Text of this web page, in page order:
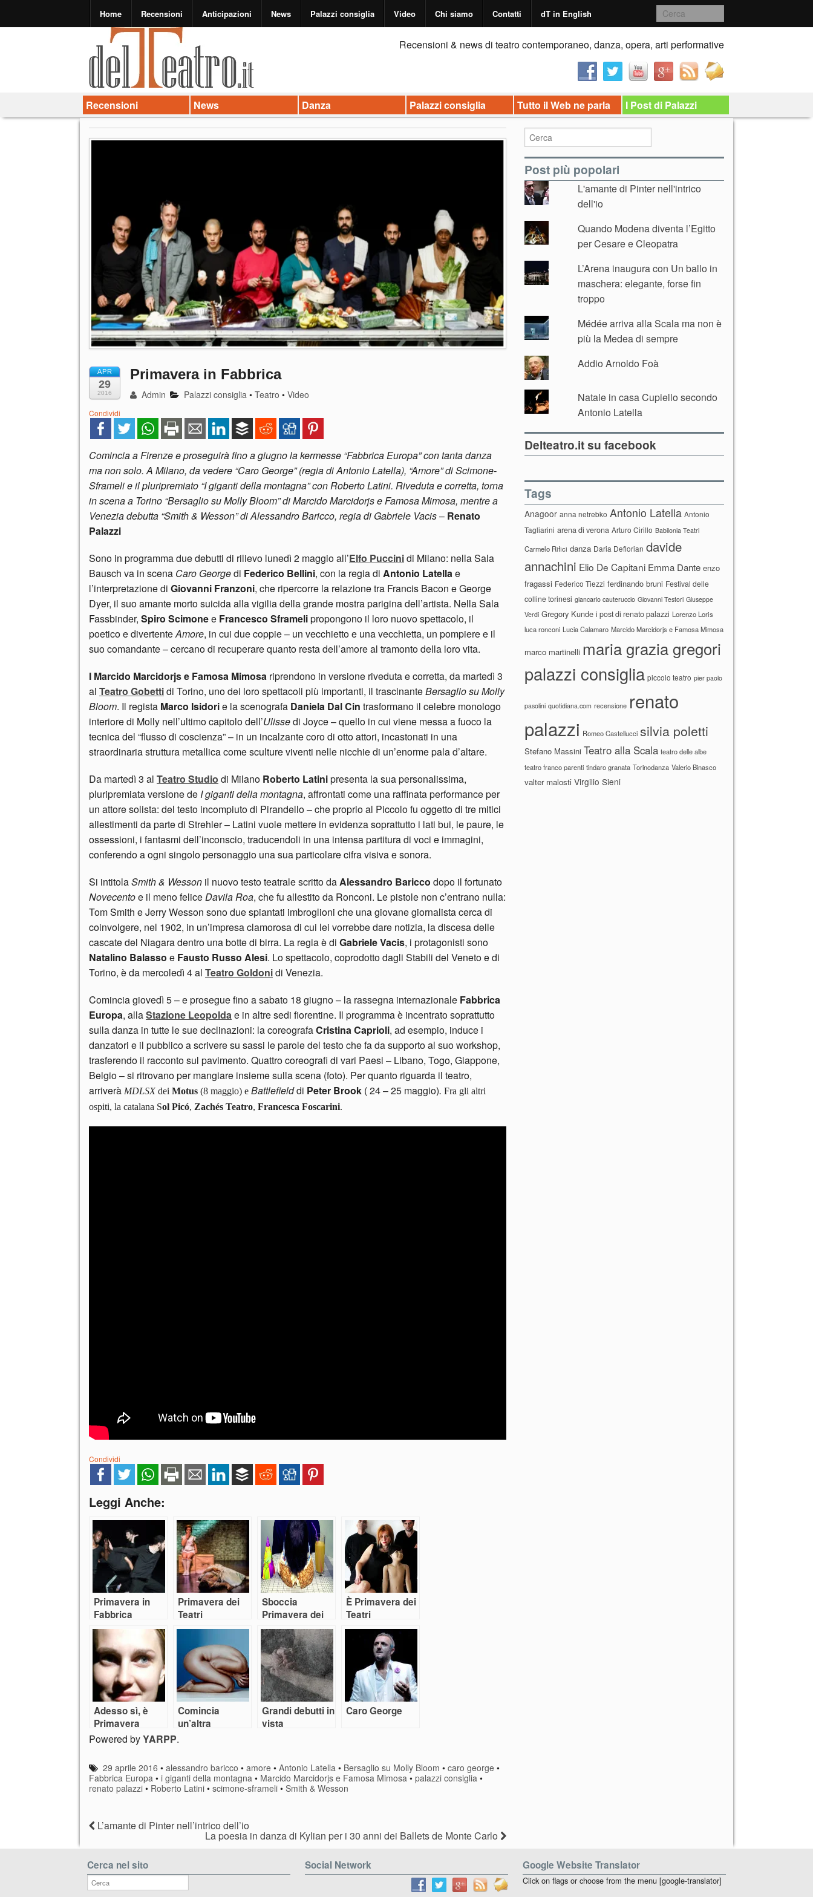
Home Recensioni Anticipazioni News Palazzi consiglia Video Chi siamo Contatti dT in English
Recensioni & news di teatro contemporaneo, danza, opera, arti performative
Recensioni News Danza Palazzi consiglia Tutto il Web ne parla I Post di Palazzi
APR
29
2016
Primavera in Fabbrica
Admin Palazzi consiglia •Teatro •Video
Condividi
Comincia a Firenze e proseguirà fino a giugno la kermesse “Fabbrica Europa” con tanta danza
ma non solo. A Milano, da vedere “Caro George” (regia di Antonio Latella), “Amore” di Scimone-
Sframeli e il pluripremiato “I giganti della montagna” con Roberto Latini. Riveduta e corretta, torna
in scena a Torino “Bersaglio su Molly Bloom” di Marcido Marcidorjs e Famosa Mimosa, mentre a
Venezia debutta “Smith & Wesson” di Alessandro Baricco, regia di Gabriele Vacis– Renato
Palazzi
Sono in programma due debutti di rilievo lunedì 2 maggio all’Elfo Puccinidi Milano: nella Sala
Bausch va in scena Caro Georgedi Federico Bellini, con la regia di Antonio Latellae
l’interpretazione di Giovanni Franzoni, che ripercorre la relazione tra Francis Bacon e George
Dyer, il suo amante morto suicida alla vigilia della grande mostra parigina dell’artista. Nella Sala
Fassbinder, Spiro Scimonee Francesco Sframelipropongono il loro nuovo spettacolo, il
poetico e divertenteAmore, in cui due coppie – un vecchietto e una vecchietta, un pompiere e il
suo comandante – cercano di recuperare quanto resta dell’amore al tramonto della loro vita.
I Marcido Marcidorjs e Famosa Mimosa riprendono in versione riveduta e corretta, da martedì 3
al Teatro Gobettidi Torino, uno dei loro spettacoli più importanti, il trascinanteBersaglio su Molly
Bloom. Il regista Marco Isidorie la scenografa Daniela Dal Cin trasformano il celebre monologo
interiore di Molly nell’ultimo capitolo dell’Ulissedi Joyce – quello in cui viene messa a fuoco la
tecnica del “flusso di coscienza” – in un incalzante coro di otto attori, incastonati in una
straordinaria struttura metallica come sculture viventi nelle nicchie di un’enorme pala d’altare.
Da martedì 3 al Teatro Studio di Milano Roberto Latinipresenta la sua personalissima,
pluripremiata versione de I giganti della montagna, affrontati come una raffinata performance per
un attore solista: del testo incompiuto di Pirandello – che proprio al Piccolo fu oggetto di tre mitici
allestimenti da parte di Strehler – Latini vuole mettere in evidenza soprattutto i lati bui, le paure, le
ossessioni, i fantasmi dell’inconscio, traducendoli in una intensa partitura di voci e immagini,
conferendo a ogni singolo personaggio una sua particolare cifra visiva e sonora.
Si intitolaSmith & Wesson il nuovo testo teatrale scritto daAlessandro Baricco dopo il fortunato
Novecentoe il meno feliceDavila Roa, che fu allestito da Ronconi. Le pistole non c’entrano nulla:
Tom Smith e Jerry Wesson sono due spiantati imbroglioni che una giovane giornalista cerca di
coinvolgere, nel 1902, in un’impresa clamorosa di cui lei vorrebbe dare notizia, la discesa delle
cascate del Niagara dentro una botte di birra. La regia è di Gabriele Vacis, i protagonisti sono
Natalino Balasso e Fausto Russo Alesi. Lo spettacolo, coprodotto dagli Stabili del Veneto e di
Torino, è da mercoledì 4 al Teatro Goldonidi Venezia.
Comincia giovedì 5 – e prosegue fino a sabato 18 giugno – la rassegna internazionale Fabbrica
Europa, allaStazione Leopoldae in altre sedi fiorentine. Il programma è incentrato soprattutto
sulla danza in tutte le sue declinazioni: la coreografaCristina Caprioli, ad esempio, induce i
danzatori e il pubblico a scrivere su sassi le parole del testo che fa da supporto al suo workshop,
trasferendo il racconto sul pavimento. Quattro coreografi di vari Paesi – Libano, Togo, Giappone,
Belgio – si ritrovano per mangiare insieme sulla scena (foto). Per quanto riguarda il teatro,
arriverà MDLSXdei Motus (8 maggio) e Battlefielddi Peter Brook ( 24 – 25 maggio). Fra gli altri
ospiti, la catalana Sol Picó, Zachés Teatro, Francesca Foscarini.
Condividi
Leggi Anche:
Primavera in
Fabbrica
Primavera dei
Teatri
Sboccia
Primavera dei
Teatri
È Primavera dei
Teatri
Adesso sì, è
Primavera
Comincia
un’altra
Grandi debutti in
vista
Caro George
Powered byYARPP.
29 aprile 2016 •alessandro baricco •amore •Antonio Latella • Bersaglio su Molly Bloom •caro george •
Fabbrica Europa • i giganti della montagna • Marcido Marcidorjs e Famosa Mimosa • palazzi consiglia •
renato palazzi • Roberto Latini • scimone-sframeli • Smith & Wesson
L’amante di Pinter nell’intrico dell’io
La poesia in danza di Kylian per i 30 anni dei Ballets de Monte Carlo
Post più popolari
L'amante di Pinter nell'intrico
dell'io
Quando Modena diventa l’Egitto
per Cesare e Cleopatra
L’Arena inaugura con Un ballo in
maschera: elegante, forse fin
troppo
Médée arriva alla Scala ma non è
più la Medea di sempre
Addio Arnoldo Foà
Natale in casa Cupiello secondo
Antonio Latella
Delteatro.it su facebook
Tags
Anagoor anna netrebko Antonio Latella Antonio
Tagliarini arena di verona Arturo Cirillo Babilonia Teatri
Carmelo Rifici danza Daria Deflorian davide
annachini Elio De Capitani Emma Dante enzo
fragassi Federico Tiezzi ferdinando bruni Festival delle
colline torinesi giancarlo cauteruccio Giovanni Testori Giuseppe
Verdi Gregory Kunde i post di renato palazzi Lorenzo Loris
luca ronconi Lucia Calamaro Marcido Marcidorjs e Famosa Mimosa
marco martinelli maria grazia gregori
palazzi consiglia piccolo teatro pier paolo
pasolini quotidiana.com recensione renato
palazzi Romeo Castellucci silvia poletti
Stefano Massini Teatro alla Scala teatro delle albe
teatro franco parenti tindaro granata Torinodanza Valerio Binasco
valter malosti Virgilio Sieni
Cerca nel sito Social Network Google Website Translator
Click on flags or choose from the menu [google-translator]